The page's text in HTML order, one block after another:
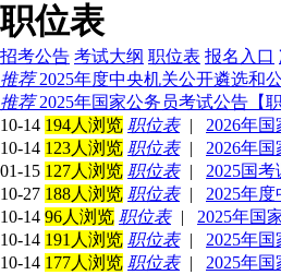
职位表
招考公告 考试大纲 职位表 报名入口
推荐2025年度中央机关公开遴选和
推荐2025年国家公务员考试公告【职
10-14 194人浏览 职位表|
2026年
10-14 123人浏览 职位表|
2026年
01-15 127人浏览 职位表|
2025国
10-27 188人浏览 职位表|
2025年
10-14 96人浏览 职位表|
2025年国
10-14 191人浏览 职位表|
2025年
10-14 177人浏览 职位表|
2025年